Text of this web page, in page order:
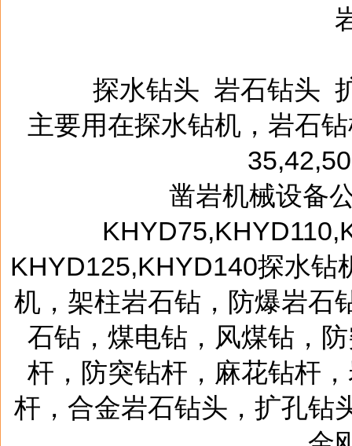
探水钻头 岩石钻头
主要用在探水钻机，岩石
凿岩机械设备
KHYD125,KHYD140探水钻
机，架柱岩石钻，防爆岩石
石钻，煤电钻，风煤钻，
杆，防突钻杆，麻花钻杆
杆，合金岩石钻头，扩孔钻